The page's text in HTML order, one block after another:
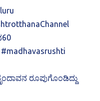
ರೂಪುಗೊಂಡಿದ್ದು